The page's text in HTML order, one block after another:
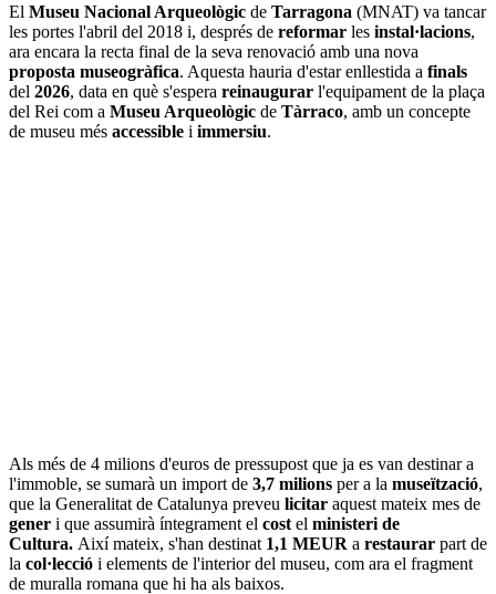
El Museu Nacional Arqueològic de Tarragona (MNAT) va tancar
les portes l'abril del 2018 i, després de reformar les instal·lacions,
ara encara la recta final de la seva renovació amb una nova
proposta museogràfica. Aquesta hauria d'estar enllestida a finals
del 2026, data en què s'espera reinaugurar l'equipament de la plaça
del Rei com a Museu Arqueològic de Tàrraco, amb un concepte
de museu més accessible i immersiu.
Als més de 4 milions d'euros de pressupost que ja es van destinar a
l'immoble, se sumarà un import de 3,7 milions per a la museïtzació,
que la Generalitat de Catalunya preveu licitar aquest mateix mes de
gener i que assumirà íntegrament el cost el ministeri de
Cultura. Així mateix, s'han destinat 1,1 MEUR a restaurar part de
la col·lecció i elements de l'interior del museu, com ara el fragment
de muralla romana que hi ha als baixos.